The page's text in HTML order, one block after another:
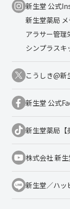
新生堂 公式
新生堂薬局
アラサー管理
シンプラス
こうしき@新
新生堂 公式
新生堂薬局
株式会社 新
新生堂／ハッ